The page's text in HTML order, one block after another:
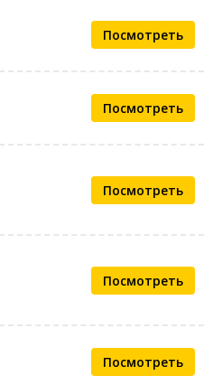
Посмотреть
Посмотреть
Посмотреть
Посмотреть
Посмотреть